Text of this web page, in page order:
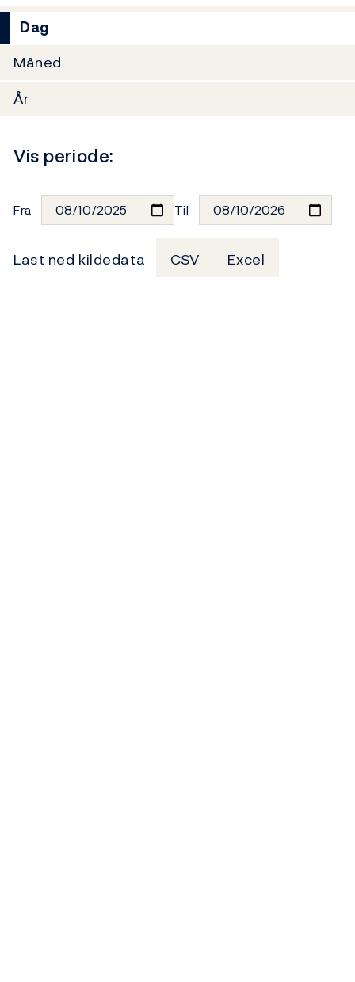
Dag
Måned
År
Vis periode:
Fra Til
Last ned kildedata CSV Excel